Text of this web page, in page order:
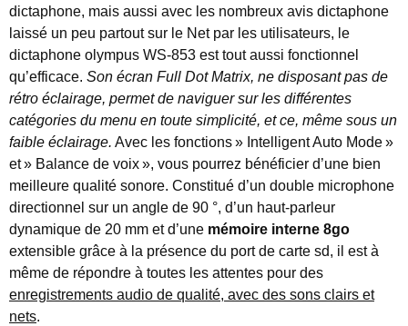
dictaphone, mais aussi avec les nombreux avis dictaphone
laissé un peu partout sur le Net par les utilisateurs, le
dictaphone olympus WS-853 est tout aussi fonctionnel
qu’efficace. Son écran Full Dot Matrix, ne disposant pas de
rétro éclairage, permet de naviguer sur les différentes
catégories du menu en toute simplicité, et ce, même sous un
faible éclairage. Avec les fonctions » Intelligent Auto Mode »
et » Balance de voix », vous pourrez bénéficier d’une bien
meilleure qualité sonore. Constitué d’un double microphone
directionnel sur un angle de 90 °, d’un haut-parleur
dynamique de 20 mm et d’une mémoire interne 8go
extensible grâce à la présence du port de carte sd, il est à
même de répondre à toutes les attentes pour des
enregistrements audio de qualité, avec des sons clairs et
nets.